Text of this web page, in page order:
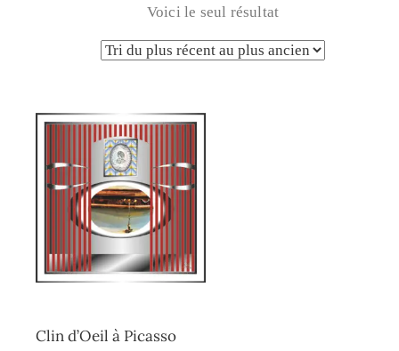
Voici le seul résultat
Clin d’Oeil à Picasso